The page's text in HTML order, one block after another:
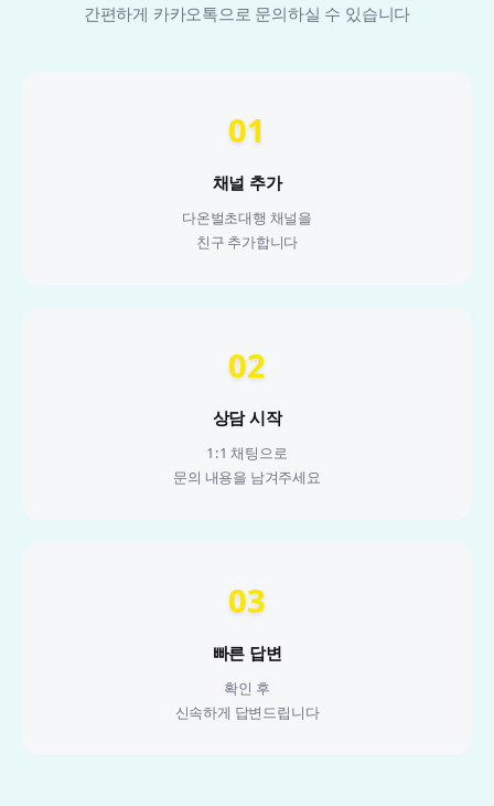
간편하게 카카오톡으로 문의하실 수 있습니다
01
채널 추가
다온벌초대행 채널을
친구 추가합니다
02
상담 시작
1:1 채팅으로
문의 내용을 남겨주세요
03
빠른 답변
확인 후
신속하게 답변드립니다